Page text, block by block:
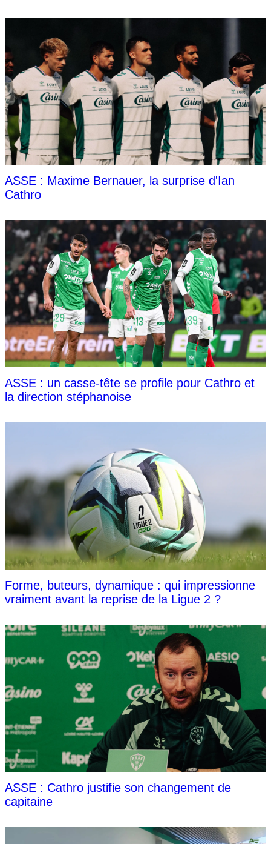
ASSE : Maxime Bernauer, la surprise d'Ian
Cathro
ASSE : un casse-tête se profile pour Cathro et
la direction stéphanoise
Forme, buteurs, dynamique : qui impressionne
vraiment avant la reprise de la Ligue 2 ?
ASSE : Cathro justifie son changement de
capitaine